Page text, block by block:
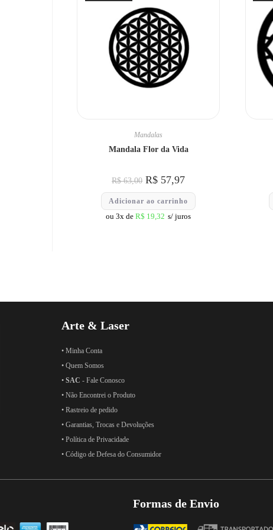
Mandalas
Mandala Flor da Vida
R$63,00 R$ 57,97
Adicionar ao carrinho
ou 3x deR$ 19,32 s/ juros
Arte & Laser
• Minha Conta
• Quem Somos
• SAC - Fale Conosco
• Não Encontrei o Produto
• Rastreio de pedido
• Garantias, Trocas e Devoluções
• Política de Privacidade
• Código de Defesa do Consumidor
Formas de Envio